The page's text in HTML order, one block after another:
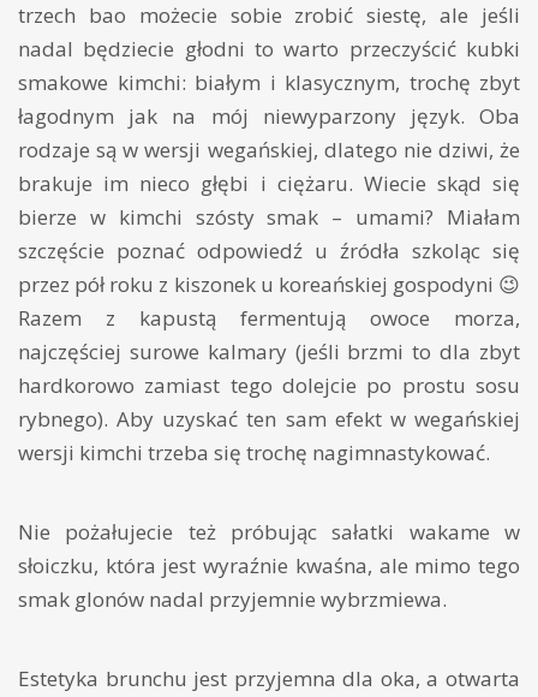
trzech bao możecie sobie zrobić siestę, ale jeśli
nadal będziecie głodni to warto przeczyścić kubki
smakowe kimchi: białym i klasycznym, trochę zbyt
łagodnym jak na mój niewyparzony język. Oba
rodzaje są w wersji wegańskiej, dlatego nie dziwi, że
brakuje im nieco głębi i ciężaru. Wiecie skąd się
bierze w kimchi szósty smak – umami? Miałam
szczęście poznać odpowiedź u źródła szkoląc się
przez pół roku z kiszonek u koreańskiej gospodyni 😉
Razem z kapustą fermentują owoce morza,
najczęściej surowe kalmary (jeśli brzmi to dla zbyt
hardkorowo zamiast tego dolejcie po prostu sosu
rybnego). Aby uzyskać ten sam efekt w wegańskiej
wersji kimchi trzeba się trochę nagimnastykować.
Nie pożałujecie też próbując sałatki wakame w
słoiczku, która jest wyraźnie kwaśna, ale mimo tego
smak glonów nadal przyjemnie wybrzmiewa.
Estetyka brunchu jest przyjemna dla oka, a otwarta